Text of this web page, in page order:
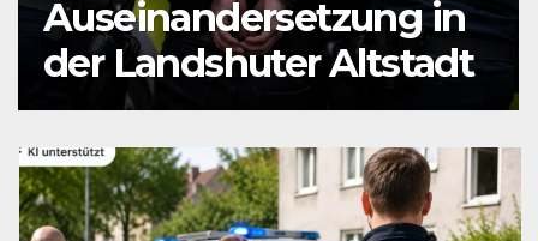
Auseinandersetzung in
der Landshuter Altstadt